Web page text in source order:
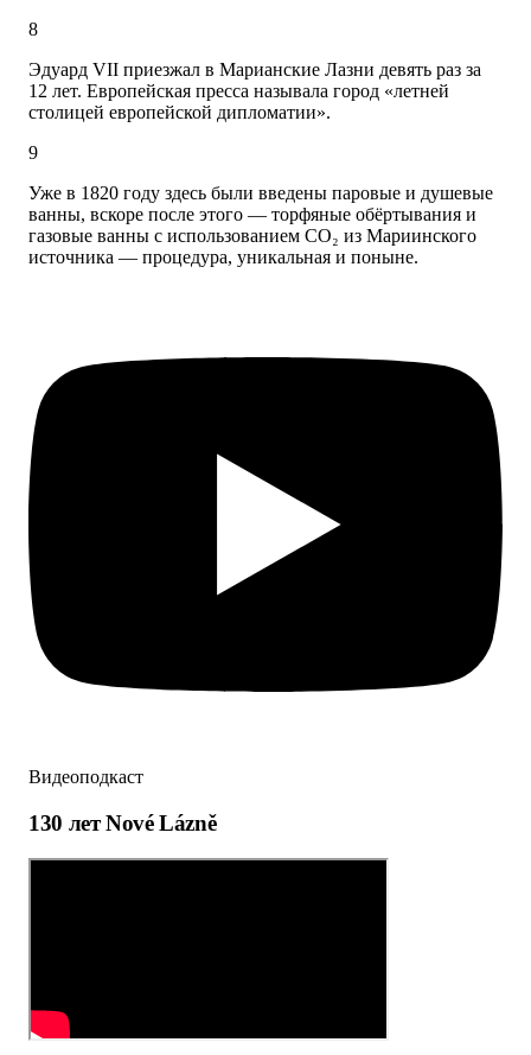
8
Эдуард VII приезжал в Марианские Лазни девять раз за
12 лет. Европейская пресса называла город «летней
столицей европейской дипломатии».
9
Уже в 1820 году здесь были введены паровые и душевые
ванны, вскоре после этого — торфяные обёртывания и
газовые ванны с использованием CO₂ из Мариинского
источника — процедура, уникальная и поныне.
Видеоподкаст
130 лет Nové Lázně